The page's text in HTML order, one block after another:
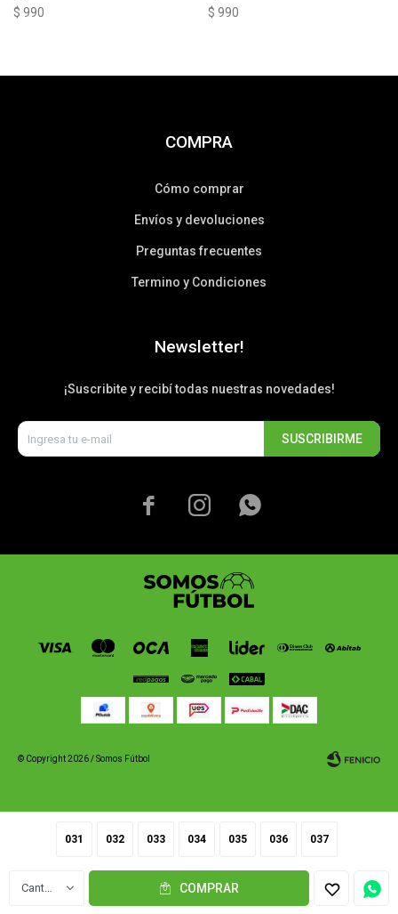
031 032 033 034 035 036 037
COMPRAR
$ 990 $ 990
COMPRA
Cómo comprar
Envíos y devoluciones
Preguntas frecuentes
Termino y Condiciones
Newsletter!
¡Suscribite y recibí todas nuestras novedades!
SUSCRIBIRME
  
© Copyright 2026 / Somos Fútbol